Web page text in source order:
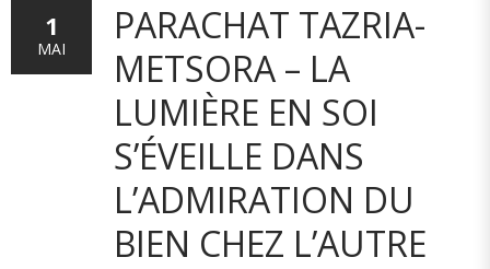
PARACHAT TAZRIA-
METSORA – LA
LUMIÈRE EN SOI
S’ÉVEILLE DANS
L’ADMIRATION DU
BIEN CHEZ L’AUTRE
1
MAI